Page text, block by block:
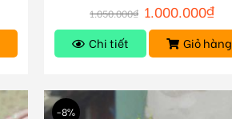
1.050.000₫ 1.000.000₫
Chi tiết Giỏ hàng
-8%